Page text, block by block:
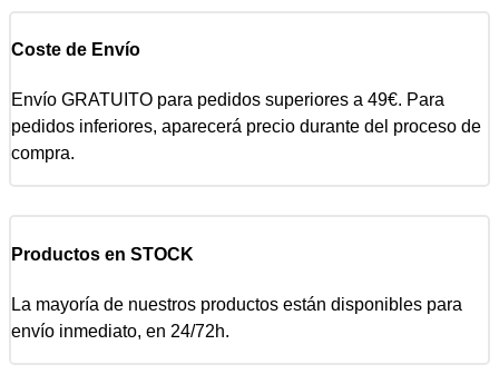
Coste de Envío
Envío GRATUITO para pedidos superiores a 49€. Para
pedidos inferiores, aparecerá precio durante del proceso de
compra.
Productos en STOCK
La mayoría de nuestros productos están disponibles para
envío inmediato, en 24/72h.